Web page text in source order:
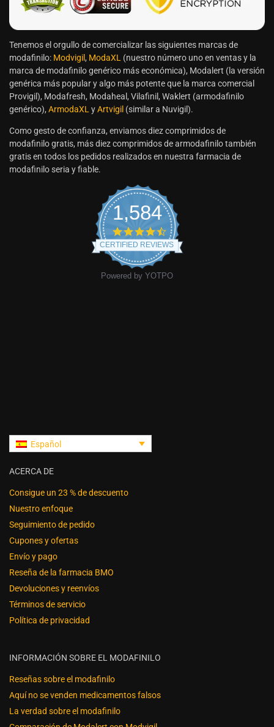
Tenemos el orgullo de comercializar las siguientes marcas de
modafinilo: Modvigil, ModaXL (nuestro número uno en ventas y la
marca de modafinilo genérico más económica), Modalert (la versión
genérica más popular y algo más potente que la marca comercial
Provigil), Modafresh, Modaheal, Vilafinil, Waklert (armodafinilo
genérico), ArmodaXLyArtvigil (similar a Nuvigil).
Como gesto de confianza, enviamos diez comprimidos de
modafinilo gratis, más diez comprimidos de armodafinilo también
gratis en todos los pedidos realizados en nuestra farmacia de
modafinilo seria y fiable.
1,584
CERTIFIED REVIEWS
Powered by YOTPO
Español
ACERCA DE
Consigue un 23 % de descuento
Nuestro enfoque
Seguimiento de pedido
Cupones y ofertas
Envío y pago
Reseña de la farmacia BMO
Devoluciones y reenvíos
Términos de servicio
Política de privacidad
INFORMACIÓN SOBRE EL MODAFINILO
Reseñas sobre el modafinilo
Aquí no se venden medicamentos falsos
La verdad sobre el modafinilo